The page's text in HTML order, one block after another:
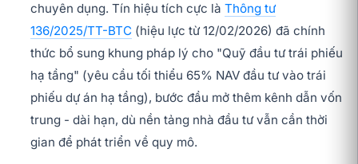
chuyên dụng. Tín hiệu tích cực là Thông tư
136/2025/TT-BTC (hiệu lực từ 12/02/2026) đã chính
thức bổ sung khung pháp lý cho "Quỹ đầu tư trái phiếu
hạ tầng" (yêu cầu tối thiểu 65% NAV đầu tư vào trái
phiếu dự án hạ tầng), bước đầu mở thêm kênh dẫn vốn
trung - dài hạn, dù nền tảng nhà đầu tư vẫn cần thời
gian để phát triển về quy mô.